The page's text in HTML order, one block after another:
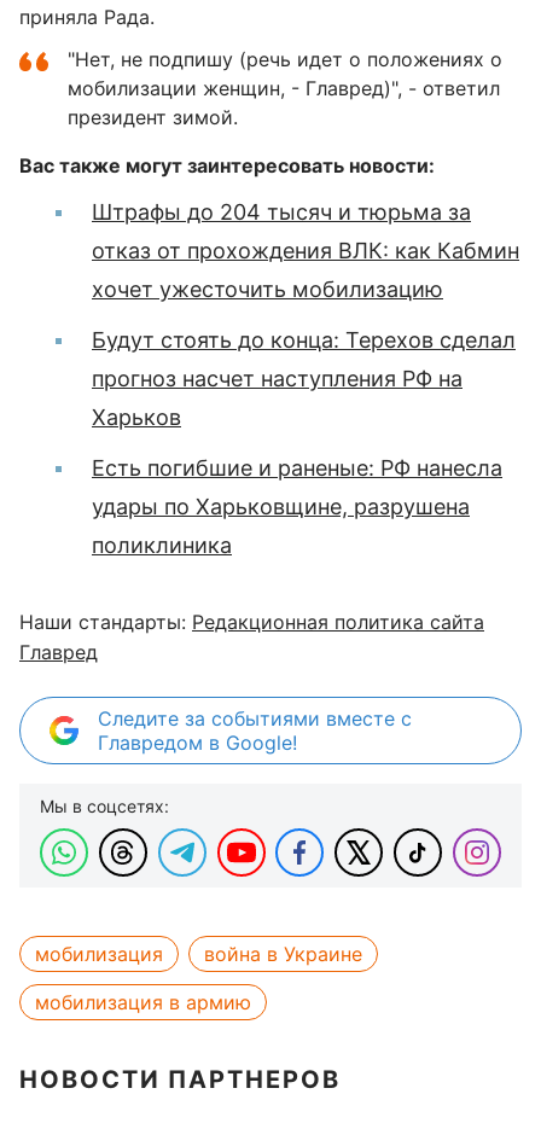
приняла Рада.
"Нет, не подпишу (речь идет о положениях о
мобилизации женщин, - Главред)", - ответил
президент зимой.
Вас также могут заинтересовать новости:
Штрафы до 204 тысяч и тюрьма за
отказ от прохождения ВЛК: как Кабмин
хочет ужесточить мобилизацию
Будут стоять до конца: Терехов сделал
прогноз насчет наступления РФ на
Харьков
Есть погибшие и раненые: РФ нанесла
удары по Харьковщине, разрушена
поликлиника
Наши стандарты: Редакционная политика сайта
Главред
Следите за событиями вместе с
Главредом в Google!
Мы в соцсетях:
мобилизация
война в Украине
мобилизация в армию
НОВОСТИ ПАРТНЕРОВ